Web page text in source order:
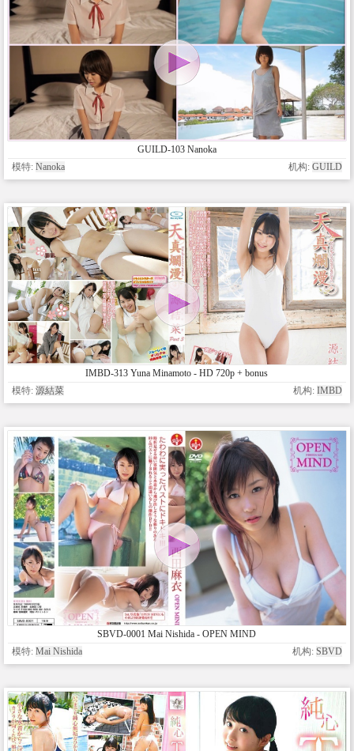
GUILD-103 Nanoka
模特: Nanoka 机构: GUILD
IMBD-313 Yuna Minamoto - HD 720p + bonus
模特: 源結菜 机构: IMBD
SBVD-0001 Mai Nishida - OPEN MIND
模特: Mai Nishida 机构: SBVD